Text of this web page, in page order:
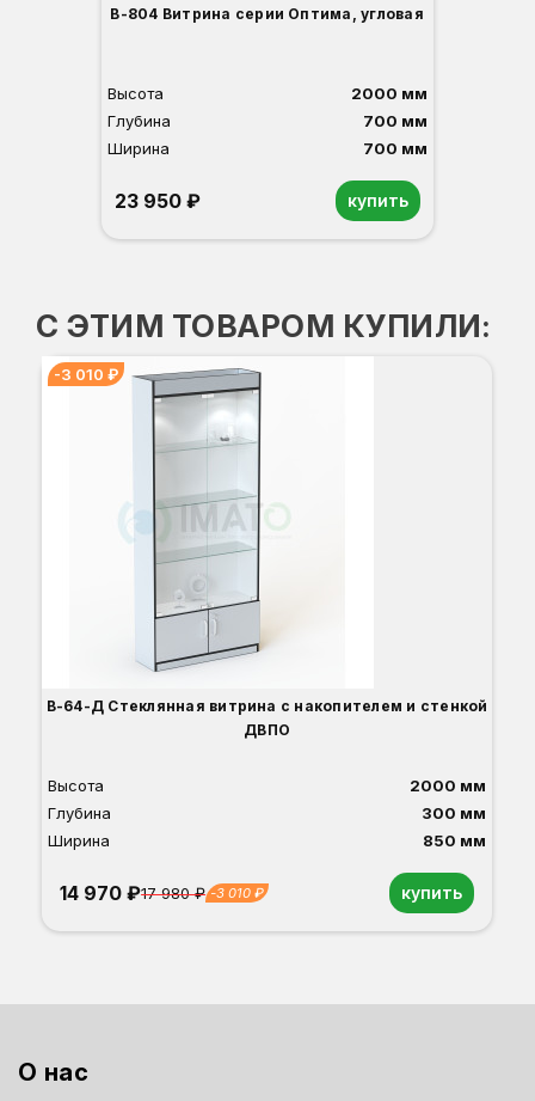
В-804 Витрина серии Оптима, угловая
Высота
2000 мм
Глубина
700 мм
Ширина
700 мм
23 950 ₽ купить
С ЭТИМ ТОВАРОМ КУПИЛИ:
-3 010 ₽
В-64-Д Стеклянная витрина с накопителем и стенкой
ДВПО
Высота
2000 мм
Глубина
300 мм
Ширина
850 мм
14 970 ₽17 980 ₽ -3 010 ₽ купить
О нас